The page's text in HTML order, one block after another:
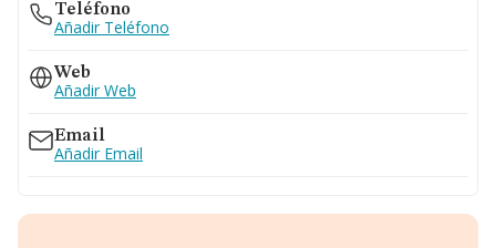
Teléfono
Añadir Teléfono
Web
Añadir Web
Email
Añadir Email